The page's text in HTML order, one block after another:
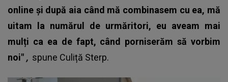
online și după aia când mă combinasem cu ea, mă
uitam la numărul de urmăritori, eu aveam mai
mulți ca ea de fapt, când porniserăm să vorbim
noi" , spune Culiță Sterp.